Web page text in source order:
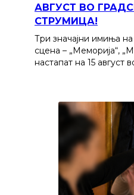
АВГУСТ ВО
СТРУМИЦА!
Три значајни имиња
сцена – „Меморија“,
настапат на 15 август